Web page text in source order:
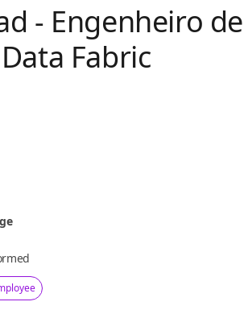
- Engenheiro de
Fabric